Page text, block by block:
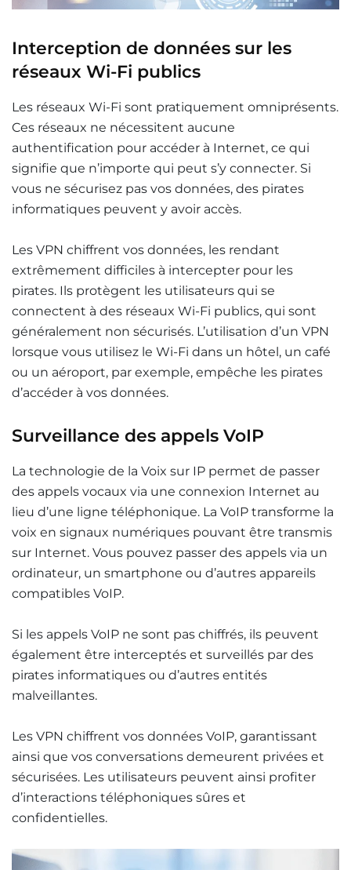
Interception de données sur les
réseaux Wi-Fi publics
Les réseaux Wi-Fi sont pratiquement omniprésents.
Ces réseaux ne nécessitent aucune
authentification pour accéder à Internet, ce qui
signifie que n’importe qui peut s’y connecter. Si
vous ne sécurisez pas vos données, des pirates
informatiques peuvent y avoir accès.
Les VPN chiffrent vos données, les rendant
extrêmement difficiles à intercepter pour les
pirates. Ils protègent les utilisateurs qui se
connectent à des réseaux Wi-Fi publics, qui sont
généralement non sécurisés. L’utilisation d’un VPN
lorsque vous utilisez le Wi-Fi dans un hôtel, un café
ou un aéroport, par exemple, empêche les pirates
d’accéder à vos données.
Surveillance des appels VoIP
La technologie de la Voix sur IP permet de passer
des appels vocaux via une connexion Internet au
lieu d’une ligne téléphonique. La VoIP transforme la
voix en signaux numériques pouvant être transmis
sur Internet. Vous pouvez passer des appels via un
ordinateur, un smartphone ou d’autres appareils
compatibles VoIP.
Si les appels VoIP ne sont pas chiffrés, ils peuvent
également être interceptés et surveillés par des
pirates informatiques ou d’autres entités
malveillantes.
Les VPN chiffrent vos données VoIP, garantissant
ainsi que vos conversations demeurent privées et
sécurisées. Les utilisateurs peuvent ainsi profiter
d’interactions téléphoniques sûres et
confidentielles.